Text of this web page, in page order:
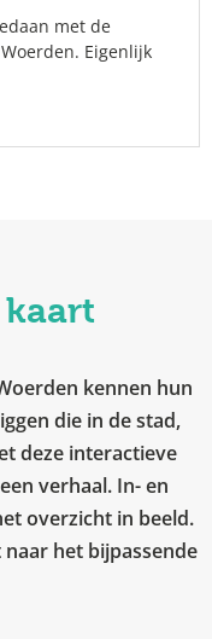
met de
Eigenlijk
kennen hun
die in de stad,
deze interactieve
verhaal. In- en
overzicht in beeld.
het bijpassende